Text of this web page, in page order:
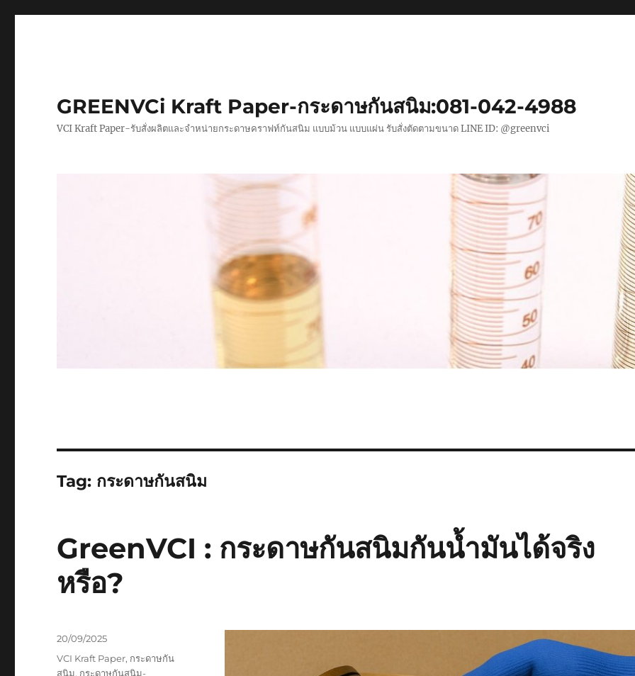
GREENVCi Kraft Paper-กระดาษกันสนิม:081-042-4988
VCI Kraft Paper-รับสั่งผลิตและจำหน่ายกระดาษคราฟท์กันสนิม แบบม้วน แบบแผ่น รับสั่งตัดตามขนาด LINE ID: @greenvci
Tag: กระดาษกันสนิม
GreenVCI : กระดาษกันสนิมกันน้ำมันได้จริง
หรือ?
Posted
20/09/2025
Tags
VCI Kraft Paper, กระดาษกัน
สนิม, กระดาษกันสนิม-